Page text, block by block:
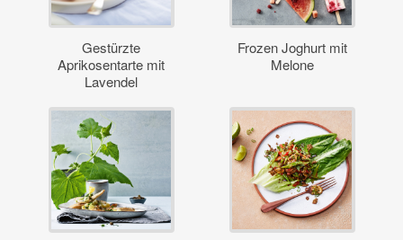
Gestürzte
Aprikosentarte mit
Lavendel
Frozen Joghurt mit
Melone